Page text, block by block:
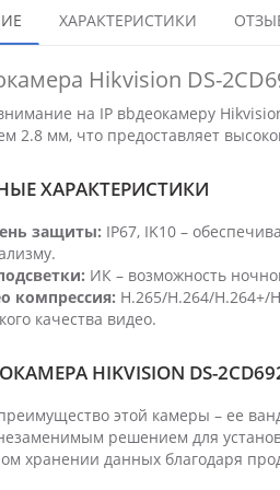
ХАРАКТЕРИСТИКИ
Hikvision DS-
на IP вbдеокамеру
2.8 мм, что предоставляет
ХАРАКТЕРИСТИКИ
защиты: IP67, IK10 –
ИК – возможность
компрессия: H.265/H.264/H.264+/
качества видео.
HIKVISION DS-
этой камеры – ее
решением для
хранении данных благодаря